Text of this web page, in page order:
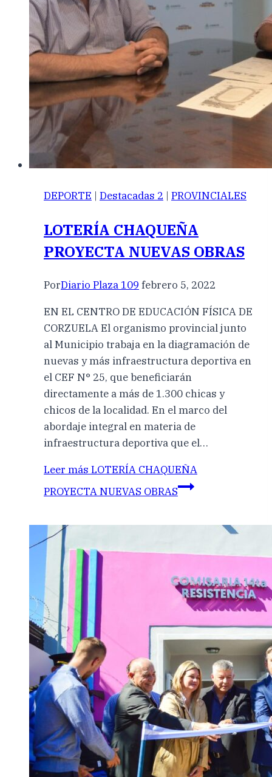
DEPORTE | Destacadas 2 | PROVINCIALES
LOTERÍA CHAQUEÑA
PROYECTA NUEVAS OBRAS
PorDiario Plaza 109 febrero 5, 2022
EN EL CENTRO DE EDUCACIÓN FÍSICA DE
CORZUELA El organismo provincial junto
al Municipio trabaja en la diagramación de
nuevas y más infraestructura deportiva en
el CEF N° 25, que beneficiarán
directamente a más de 1.300 chicas y
chicos de la localidad. En el marco del
abordaje integral en materia de
infraestructura deportiva que el…
Leer más LOTERÍA CHAQUEÑA
PROYECTA NUEVAS OBRAS